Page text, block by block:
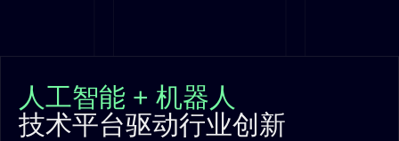
人工智能 + 机器人
技术平台驱动行业创新